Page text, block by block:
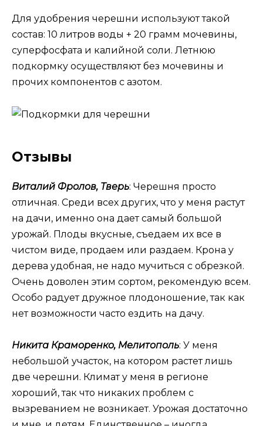
Для удобрения черешни используют такой
состав: 10 литров воды + 20 грамм мочевины,
суперфосфата и калийной соли. Летнюю
подкормку осуществляют без мочевины и
прочих компонентов с азотом.
Отзывы
Виталий Фролов, Тверь: Черешня просто
отличная. Среди всех других, что у меня растут
на дачи, именно она дает самый большой
урожай. Плоды вкусные, съедаем их все в
чистом виде, продаем или раздаем. Крона у
дерева удобная, не надо мучиться с обрезкой.
Очень доволен этим сортом, рекомендую всем.
Особо радует дружное плодоношение, так как
нет возможности часто ездить на дачу.
Никита Краморенко, Мелитополь: У меня
небольшой участок, на котором растет лишь
две черешни. Климат у меня в регионе
хороший, так что никаких проблем с
вызреванием не возникает. Урожая достаточно